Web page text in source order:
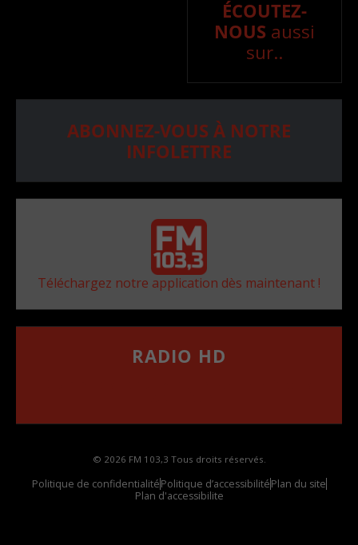
ÉCOUTEZ-
NOUS aussi
sur..
ABONNEZ-VOUS À NOTRE
INFOLETTRE
Téléchargez notre application dès maintenant !
RADIO HD
© 2026 FM 103,3 Tous droits réservés.
Politique de confidentialitéPolitique d’accessibilitéPlan du site
Plan d'accessibilite